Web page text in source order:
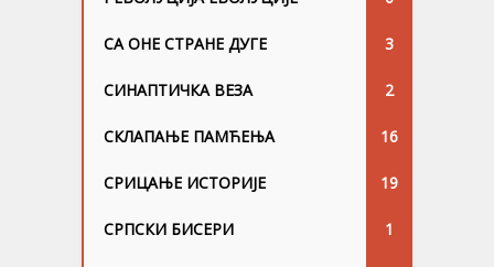
СА ОНЕ СТРАНЕ ДУГЕ 3
СИНАПТИЧКА ВЕЗА 2
СКЛАПАЊЕ ПАМЋЕЊА 16
СРИЦАЊЕ ИСТОРИЈЕ 19
СРПСКИ БИСЕРИ 1